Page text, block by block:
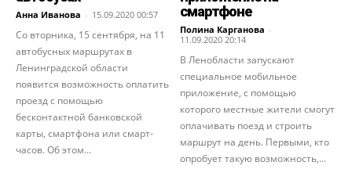
Анна Иванова - 15.09.2020 00:57
Со вторника, 15 сентября, на 11
автобусных маршрутах в
Ленинградской области
появится возможность оплатить
проезд с помощью
бесконтактной банковской
карты, смартфона или смарт-
часов. Об этом...
смартфоне
Полина Карганова -
11.09.2020 20:14
В Ленобласти запускают
специальное мобильное
приложение, с помощью
которого местные жители смогут
оплачивать поезд и строить
маршрут на день. Первыми, кто
опробует такую возможность,...